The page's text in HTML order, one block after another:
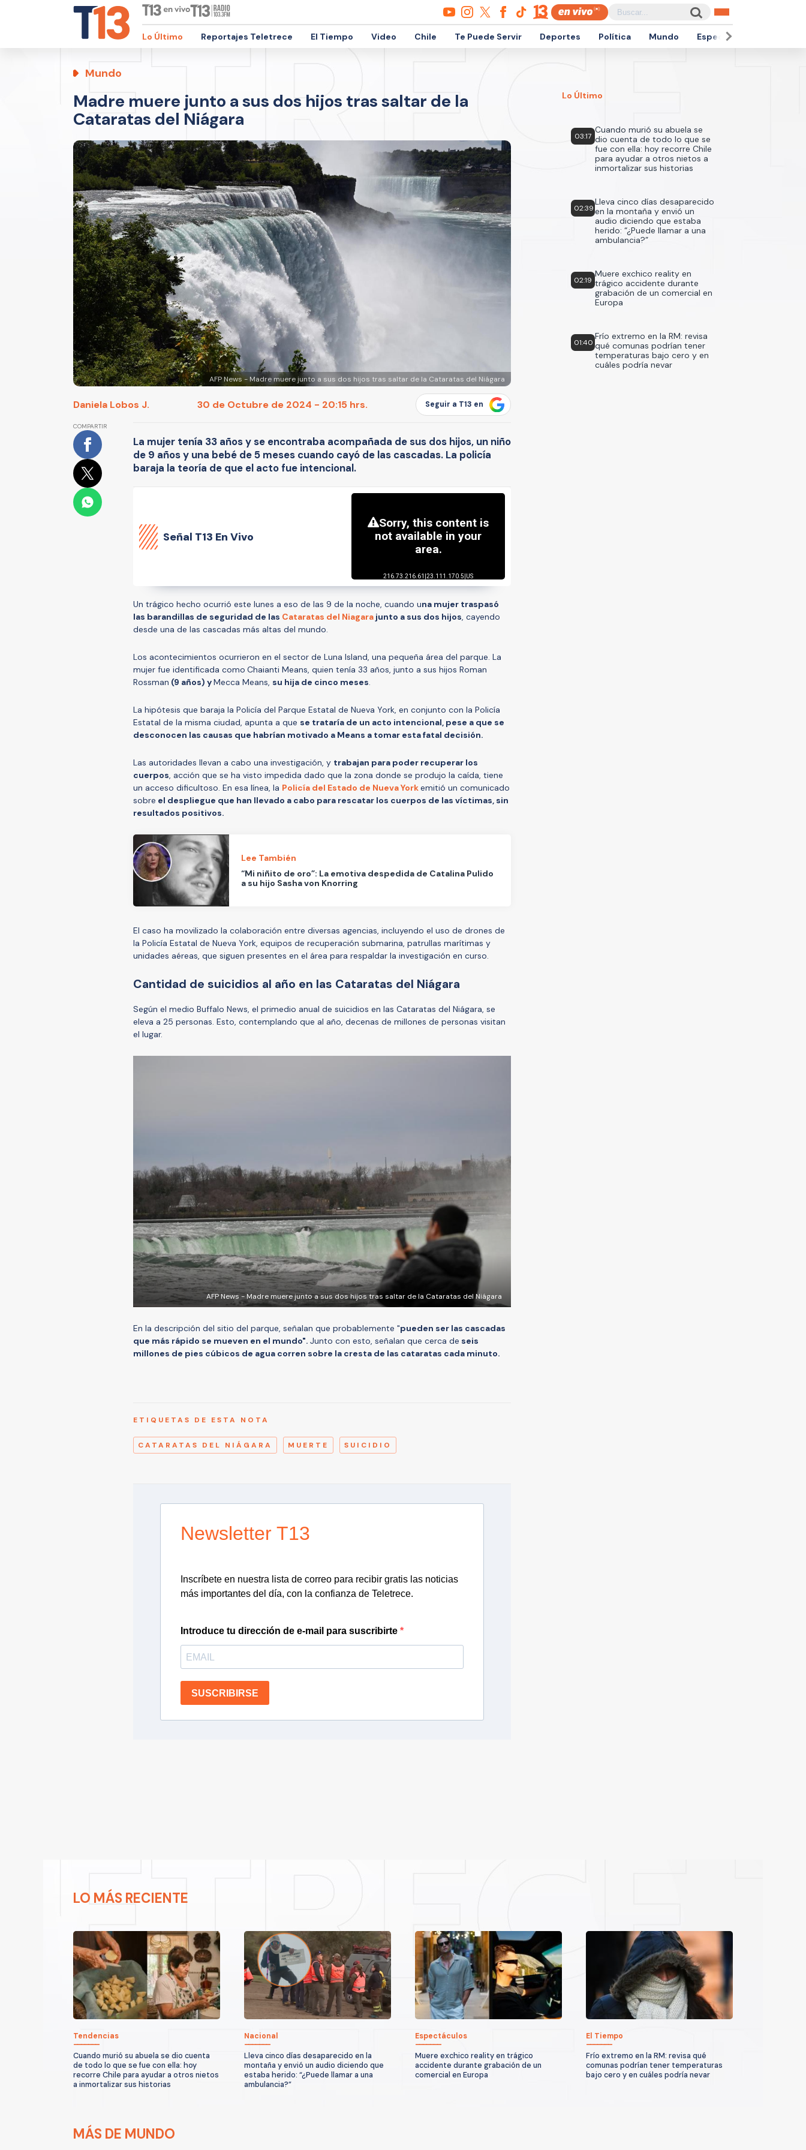
Lo Último Reportajes Teletrece El Tiempo Video Chile Te Puede Servir Deportes Política Mundo Espectáculos
Mundo
Madre muere junto a sus dos hijos tras saltar de la
Cataratas del Niágara
AFP News - Madre muere junto a sus dos hijos tras saltar de la Cataratas del Niágara
Daniela Lobos J. 30 de Octubre de 2024 - 20:15 hrs. Seguir a T13 en
COMPARTIR
La mujer tenía 33 años y se encontraba acompañada de sus dos hijos, un niño
de 9 años y una bebé de 5 meses cuando cayó de las cascadas. La policía
baraja la teoría de que el acto fue intencional.
Señal T13 En Vivo
Un trágico hecho ocurrió este lunes a eso de las 9 de la noche, cuando una mujer traspasó
las barandillas de seguridad de las Cataratas del Niagara junto a sus dos hijos, cayendo
desde una de las cascadas más altas del mundo.
Los acontecimientos ocurrieron en el sector de Luna Island, una pequeña área del parque. La
mujer fue identificada como Chaianti Means, quien tenía 33 años, junto a sus hijos Roman
Rossman (9 años) yMecca Means, su hija de cinco meses.
La hipótesis que baraja la Policía del Parque Estatal de Nueva York, en conjunto con la Policía
Estatal de la misma ciudad, apunta a que se trataría de un acto intencional, pese a que se
desconocen las causas que habrían motivado a Means a tomar esta fatal decisión.
Las autoridades llevan a cabo una investigación, y trabajan para poder recuperar los
cuerpos, acción que se ha visto impedida dado que la zona donde se produjo la caída, tiene
un acceso dificultoso. En esa línea, la Policía del Estado de Nueva Yorkemitió un comunicado
sobre el despliegue que han llevado a cabo para rescatar los cuerpos de las víctimas, sin
resultados positivos.
Lee También
“Mi niñito de oro”: La emotiva despedida de Catalina Pulido
a su hijo Sasha von Knorring
El caso ha movilizado la colaboración entre diversas agencias, incluyendo el uso de drones de
la Policía Estatal de Nueva York, equipos de recuperación submarina, patrullas marítimas y
unidades aéreas, que siguen presentes en el área para respaldar la investigación en curso.
Cantidad de suicidios al año en las Cataratas del Niágara
Según el medio Buffalo News, el primedio anual de suicidios en las Cataratas del Niágara, se
eleva a 25 personas. Esto, contemplando que al año, decenas de millones de personas visitan
el lugar.
AFP News - Madre muere junto a sus dos hijos tras saltar de la Cataratas del Niágara
En la descripción del sitio del parque, señalan que probablemente "pueden ser las cascadas
que más rápido se mueven en el mundo". Junto con esto, señalan que cerca de seis
millones de pies cúbicos de agua corren sobre la cresta de las cataratas cada minuto.
ETIQUETAS DE ESTA NOTA
CATARATAS DEL NIÁGARA MUERTE SUICIDIO
Newsletter T13
Inscríbete en nuestra lista de correo para recibir gratis las noticias
más importantes del día, con la confianza de Teletrece.
Introduce tu dirección de e-mail para suscribirte
SUSCRIBIRSE
Lo Último
03:17
Cuando murió su abuela se
dio cuenta de todo lo que se
fue con ella: hoy recorre Chile
para ayudar a otros nietos a
inmortalizar sus historias
02:39
Lleva cinco días desaparecido
en la montaña y envió un
audio diciendo que estaba
herido: “¿Puede llamar a una
ambulancia?”
02:19
Muere exchico reality en
trágico accidente durante
grabación de un comercial en
Europa
01:40
Frío extremo en la RM: revisa
qué comunas podrían tener
temperaturas bajo cero y en
cuáles podría nevar
LO MÁS RECIENTE
Tendencias
Cuando murió su abuela se dio cuenta
de todo lo que se fue con ella: hoy
recorre Chile para ayudar a otros nietos
a inmortalizar sus historias
Nacional
Lleva cinco días desaparecido en la
montaña y envió un audio diciendo que
estaba herido: “¿Puede llamar a una
ambulancia?”
Espectáculos
Muere exchico reality en trágico
accidente durante grabación de un
comercial en Europa
El Tiempo
Frío extremo en la RM: revisa qué
comunas podrían tener temperaturas
bajo cero y en cuáles podría nevar
MÁS DE MUNDO